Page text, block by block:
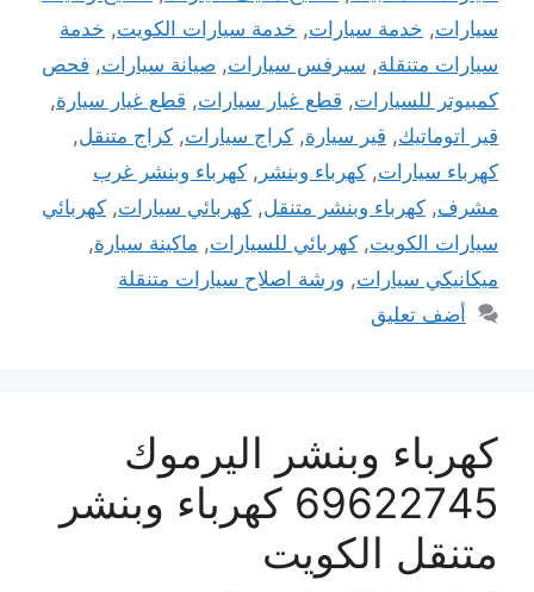
سيارات, خدمة سيارات, خدمة سيارات الكويت, خدمة
سيارات متنقلة, سيرفس سيارات, صيانة سيارات, فحص
كمبيوتر للسيارات, قطع غيار سيارات, قطع غيار سيارة,
قير اتوماتيك, قير سيارة, كراج سيارات, كراج متنقل,
كهرباء سيارات, كهرباء وبنشر , كهرباء وبنشر غرب
مشرف, كهرباء وبنشر متنقل, كهربائي سيارات, كهربائي
سيارات الكويت, كهربائي للسيارات, ماكينة سيارة,
ميكانيكي سيارات, ورشة اصلاح سيارات متنقلة
أضف تعليق
كهرباء وبنشر اليرموك
69622745 كهرباء وبنشر
متنقل الكويت